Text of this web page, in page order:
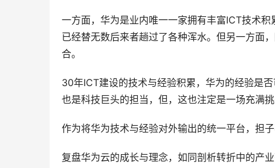
一方面，华为是业内唯一一家拥有丰富ICT技术
已经替无数后来者趟过了各种浑水。但另一方面
合。
30年ICT建设的技术与经验积累，华为的经验是
也是科技巨头的担当，但，这也注定是一场充满挑
作为将华为技术与经验对外输出的统一平台，担子
复盘华为云的成长与理念，如同剖析转折中的产